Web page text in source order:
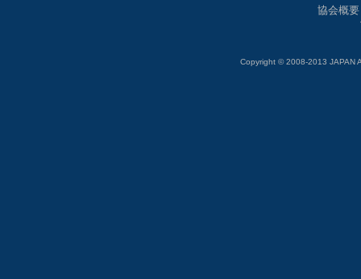
協会概要
Copyright © 2008-2013 JAPAN